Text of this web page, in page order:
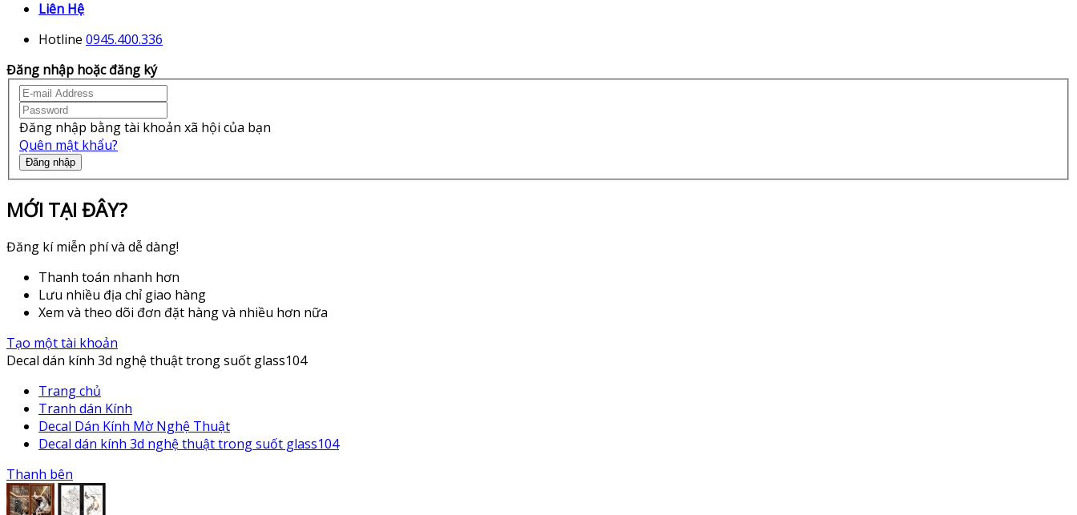
Liên Hệ
Hotline 0945.400.336
Đăng nhập hoặc đăng ký
Đăng nhập bằng tài khoản xã hội của bạn
Quên mật khẩu?
Đăng nhập
MỚI TẠI ĐÂY?
Đăng kí miễn phí và dễ dàng!
Thanh toán nhanh hơn
Lưu nhiều địa chỉ giao hàng
Xem và theo dõi đơn đặt hàng và nhiều hơn nữa
Tạo một tài khoản
Decal dán kính 3d nghệ thuật trong suốt glass104
Trang chủ
Tranh dán Kính
Decal Dán Kính Mờ Nghệ Thuật
Decal dán kính 3d nghệ thuật trong suốt glass104
Thanh bên